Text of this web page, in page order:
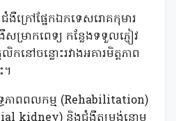
ជំងឺក្រៅផ្នែកឯកទេសរោគកុមារ
ម្រាកពេទ្យ កន្លែងទទួលភ្ញៀវ
កនៅចន្លោះរវាងអគារមិត្តភាព
។
ធភាពពលកម្ម (Rehabilitation)